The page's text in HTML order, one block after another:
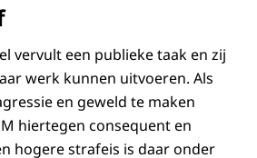
vervult een publieke taak en zij
werk kunnen uitvoeren. Als
en geweld te maken
hiertegen consequent en
hogere strafeis is daar onder